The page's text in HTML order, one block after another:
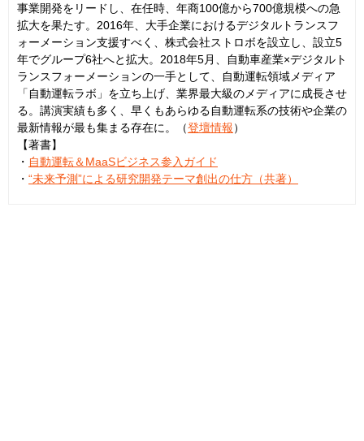
事業開発をリードし、在任時、年商100億から700億規模への急
拡大を果たす。2016年、大手企業におけるデジタルトランスフ
ォーメーション支援すべく、株式会社ストロボを設立し、設立5
年でグループ6社へと拡大。2018年5月、自動車産業×デジタルト
ランスフォーメーションの一手として、自動運転領域メディア
「自動運転ラボ」を立ち上げ、業界最大級のメディアに成長させ
る。講演実績も多く、早くもあらゆる自動運転系の技術や企業の
最新情報が最も集まる存在に。（登壇情報）
【著書】
・ 自動運転＆MaaSビジネス参入ガイド
・ “未来予測”による研究開発テーマ創出の仕方（共著）